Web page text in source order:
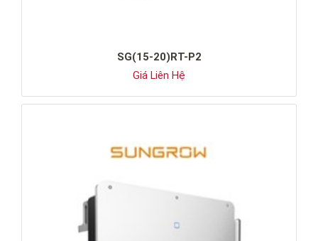
SG(15-20)RT-P2
Giá Liên Hệ